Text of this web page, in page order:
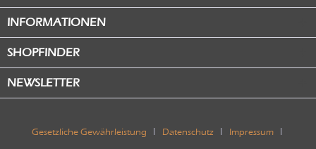
INFORMATIONEN
SHOPFINDER
NEWSLETTER
Gesetzliche Gewährleistung Datenschutz Impressum